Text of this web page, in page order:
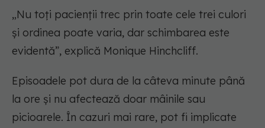
„Nu toți pacienții trec prin toate cele trei culori
și ordinea poate varia, dar schimbarea este
evidentă”, explică Monique Hinchcliff.
Episoadele pot dura de la câteva minute până
la ore și nu afectează doar mâinile sau
picioarele. În cazuri mai rare, pot fi implicate